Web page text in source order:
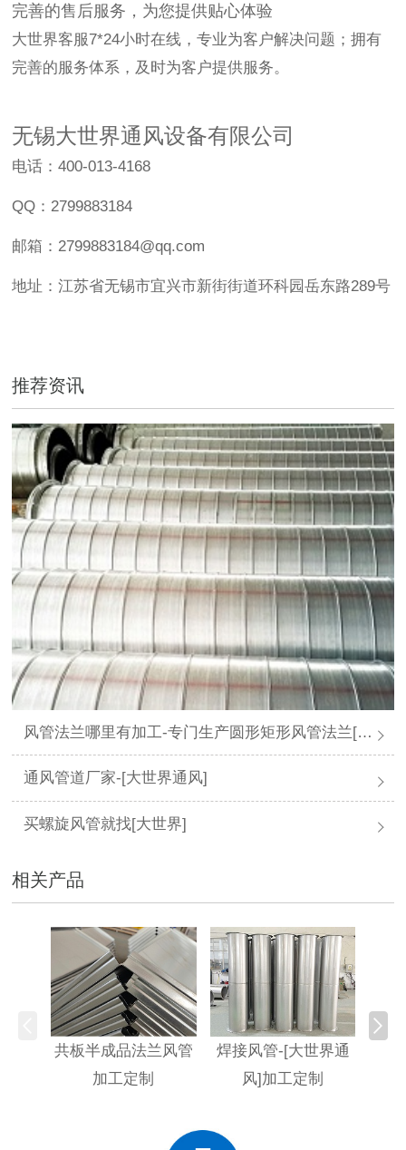
完善的售后服务，为您提供贴心体验
大世界客服7*24小时在线，专业为客户解决问题；拥有
完善的服务体系，及时为客户提供服务。
无锡大世界通风设备有限公司
电话：400-013-4168
QQ：2799883184
邮箱：2799883184@qq.com
地址：江苏省无锡市宜兴市新街街道环科园岳东路289号
推荐资讯
风管法兰哪里有加工-专门生产圆形矩形风管法兰[大世界通风]
通风管道厂家-[大世界通风]
买螺旋风管就找[大世界]
相关产品
共板半成品法兰风管
加工定制
焊接风管-[大世界通
风]加工定制